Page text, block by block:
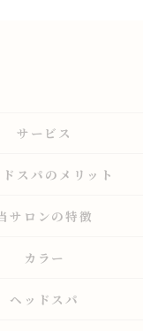
サービス
スパのメリット
サロンの特徴
カラー
ヘッドスパ